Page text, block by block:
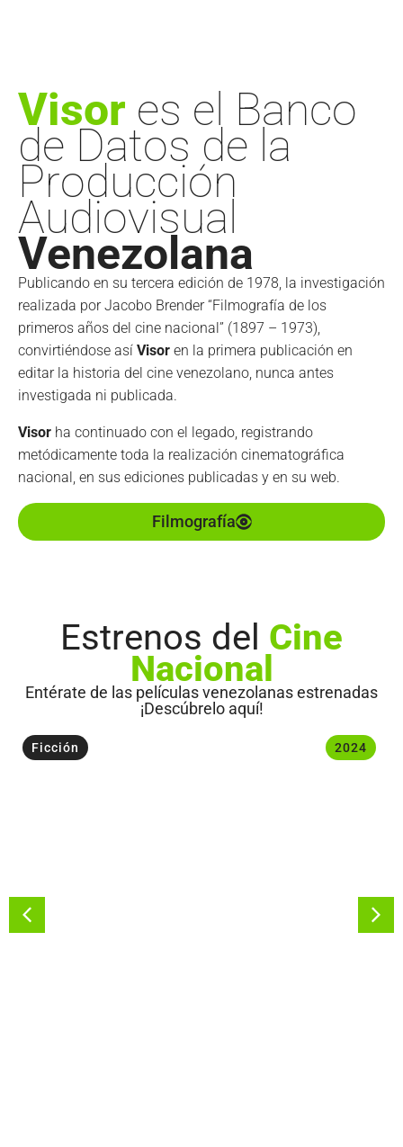
Visor es el Banco
de Datos de la
Producción
Audiovisual
Venezolana
Publicando en su tercera edición de 1978, la investigación
realizada por Jacobo Brender “Filmografía de los
primeros años del cine nacional” (1897 – 1973),
convirtiéndose así Visor en la primera publicación en
editar la historia del cine venezolano, nunca antes
investigada ni publicada.
Visor ha continuado con el legado, registrando
metódicamente toda la realización cinematográfica
nacional, en sus ediciones publicadas y en su web.
Filmografía
Estrenos del Cine
Nacional
Entérate de las películas venezolanas estrenadas
¡Descúbrelo aquí!
2024
Ficción